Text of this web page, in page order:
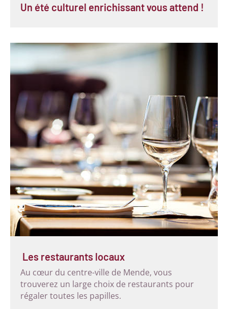
Un été culturel enrichissant vous attend !
Les restaurants locaux
Au cœur du centre-ville de Mende, vous
trouverez un large choix de restaurants pour
régaler toutes les papilles.